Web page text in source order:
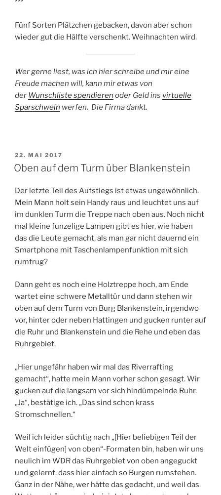
***
Fünf Sorten Plätzchen gebacken, davon aber schon
wieder gut die Hälfte verschenkt. Weihnachten wird.
Wer gerne liest, was ich hier schreibe und mir eine
Freude machen will, kann mir etwas von
der Wunschliste spendieren oder Geld ins virtuelle
Sparschwein werfen. Die Firma dankt.
VERÖFFENTLICHT
AM
22. MAI 2017
Oben auf dem Turm über Blankenstein
Der letzte Teil des Aufstiegs ist etwas ungewöhnlich.
Mein Mann holt sein Handy raus und leuchtet uns auf
im dunklen Turm die Treppe nach oben aus. Noch nicht
mal kleine funzelige Lampen gibt es hier, wie haben
das die Leute gemacht, als man gar nicht dauernd ein
Smartphone mit Taschenlampenfunktion mit sich
rumtrug?
Dann geht es noch eine Holztreppe hoch, am Ende
wartet eine schwere Metalltür und dann stehen wir
oben auf dem Turm von Burg Blankenstein, irgendwo
vor, hinter oder neben Hattingen und gucken runter auf
die Ruhr und Blankenstein und die Rehe und eben das
Ruhrgebiet.
„Hier ungefähr haben wir mal das Riverrafting
gemacht“, hatte mein Mann vorher schon gesagt. Wir
gucken auf die langsam vor sich hindümpelnde Ruhr.
„Ja“, bestätige ich. „Das sind schon krass
Stromschnellen.“
Weil ich leider süchtig nach „[Hier beliebigen Teil der
Welt einfügen] von oben“-Formaten bin, haben wir uns
neulich im WDR das Ruhrgebiet von oben angeguckt
und gelernt, dass hier einfach so Burgen rumstehen.
Ganz in der Nähe, wer hätte das gedacht, und weil das